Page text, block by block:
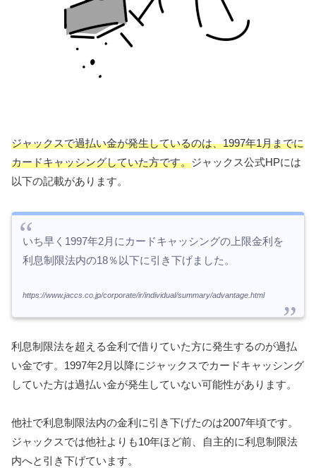
ジャックスで過払い金が発生しているのは、1997年1月までに
カードキャッシングしていた方です。ジャックス公式HPには
以下の記載があります。
いち早く1997年2月にカードキャッシングの上限金利を
利息制限法内の18％以下に引き下げました。
https://www.jaccs.co.jp/corporate/ir/individual/summary/advantage.html
利息制限法を超える金利で借りていた方に発生するのが過払
い金です。1997年2月以降にジャックスでカードキャッシング
していた方は過払い金が発生していない可能性があります。
他社で利息制限法内の金利に引き下げたのは2007年頃です。
ジャックスでは他社よりも10年ほど前、自主的に利息制限法
内へと引き下げています。